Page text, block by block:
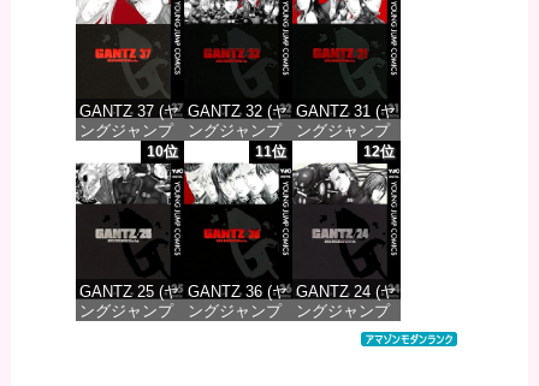
価格：¥647 価格：¥647 価格：¥647
GANTZ 37 (ヤ
ングジャンプ
コミックス
DIGITAL)
価格：¥647
GANTZ 32 (ヤ
ングジャンプ
コミックス
DIGITAL)
価格：¥647
GANTZ 31 (ヤ
ングジャンプ
コミックス
DIGITAL)
価格：¥647
10位
GANTZ 25 (ヤ
ングジャンプ
11位
GANTZ 36 (ヤ
ングジャンプ
12位
GANTZ 24 (ヤ
ングジャンプ
コミックス